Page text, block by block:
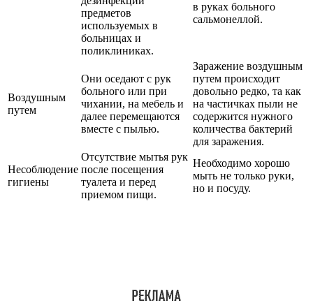
предметов
используемых в
больницах и
поликлиниках.
в руках больного
сальмонеллой.
Воздушным
путем
Они оседают с рук
больного или при
чихании, на мебель и
далее перемещаются
вместе с пылью.
Заражение воздушным
путем происходит
довольно редко, та как
на частичках пыли не
содержится нужного
количества бактерий
для заражения.
Несоблюдение
гигиены
Отсутствие мытья рук
после посещения
туалета и перед
приемом пищи.
Необходимо хорошо
мыть не только руки,
но и посуду.